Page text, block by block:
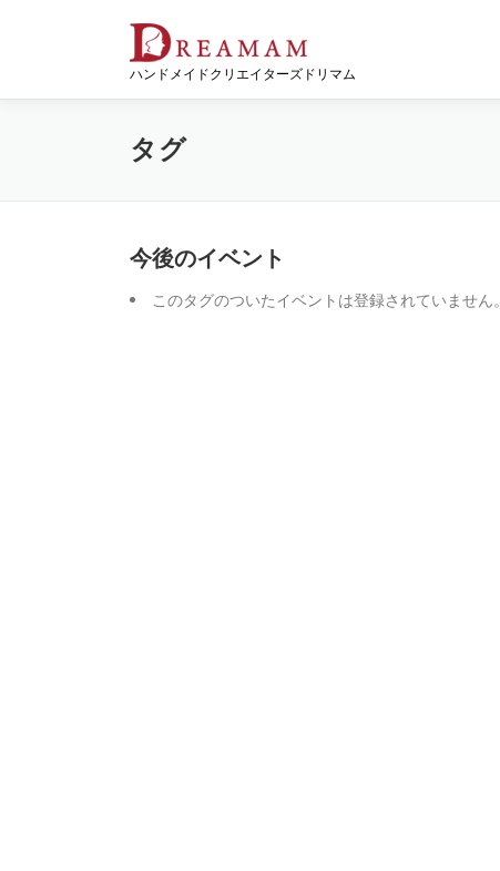
ハンドメイドクリエイターズドリマム
タグ
今後のイベント
このタグのついたイベントは登録されていません。